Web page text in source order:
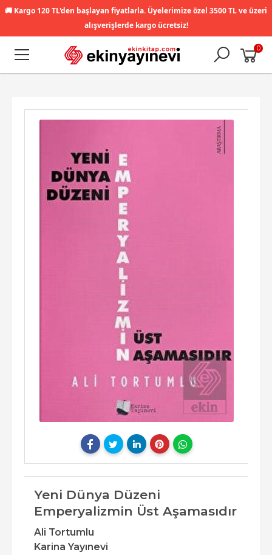
🚚 Kargo 120 TL'den başlayan fiyatlarla. Üyelerimize özel 3500 TL ve üzeri
alışverişlerde kargo ücretsiz!
0
Yeni Dünya Düzeni
Emperyalizmin Üst Aşamasıdır
Ali Tortumlu
Karina Yayınevi